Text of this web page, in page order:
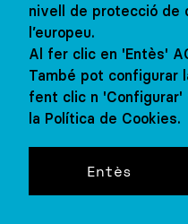
ESTATS UNITS
Young
De 18 a 22 anys
nivell de protecció de
l’europeu.
Al fer clic en 'Entès'
També pot configurar
fent clic n 'Configurar'
la Política de Cookies.
Entès